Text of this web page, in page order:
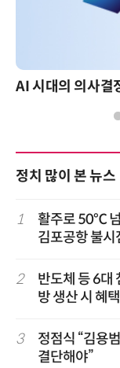
정치 많이 본 뉴스
1
활주로 50℃
김포공항 불시
2
반도체 등 6대
방 생산 시 혜택
3
정점식 “김용
결단해야”